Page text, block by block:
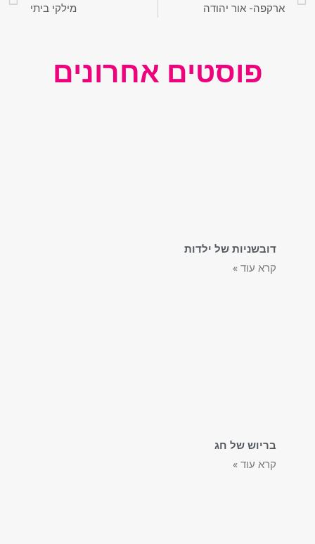
ארקפה- אור יהודה
מילקי ביתי
פוסטים אחרונים
דובשניות של ילדות
קרא עוד »
בריוש של חג
קרא עוד »